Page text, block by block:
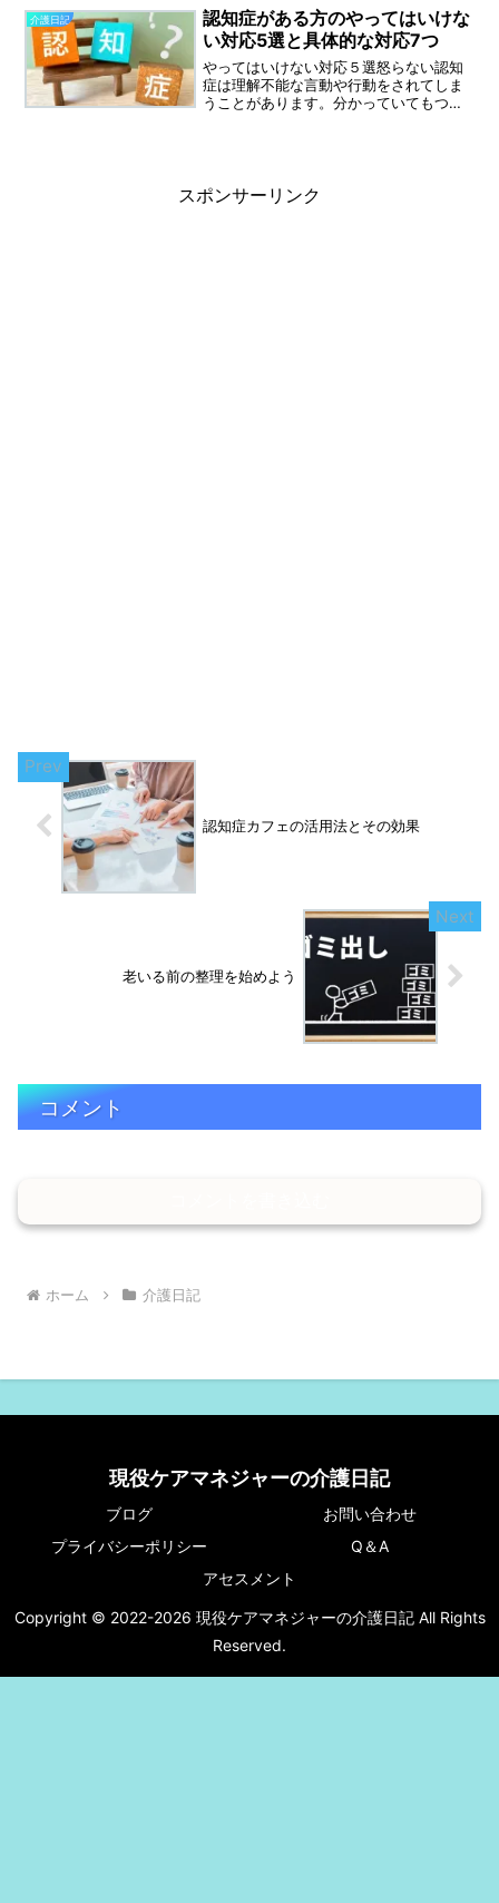
た熱い議論が交わされました。今回の最
大のテーマは、多くのケア...
介護日記
認知症がある方のやってはいけな
い対応5選と具体的な対応7つ
やってはいけない対応５選怒らない認知
症は理解不能な言動や行動をされてしま
うことがあります。分かっていてもつい
スポンサーリンク
認知症カフェの活用法とその効果
老いる前の整理を始めよう
コメント
ホーム 介護日記
現役ケアマネジャーの介護日記
ブログ
お問い合わせ
プライバシーポリシー
Q＆A
アセスメント
Copyright © 2022-2026 現役ケアマネジャーの介護日記 All Rights
Reserved.